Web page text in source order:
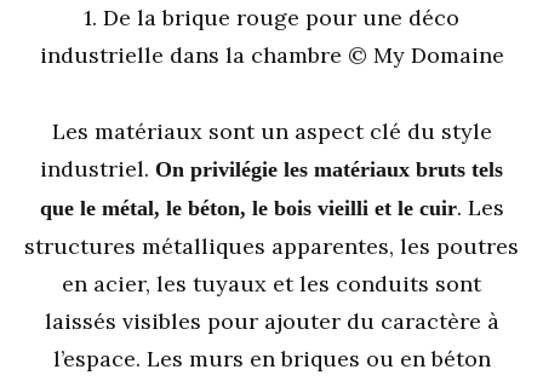
1. De la brique rouge pour une déco
industrielle dans la chambre © My Domaine
Les matériaux sont un aspect clé du style
industriel. On privilégie les matériaux bruts tels
que le métal, le béton, le bois vieilli et le cuir. Les
structures métalliques apparentes, les poutres
en acier, les tuyaux et les conduits sont
laissés visibles pour ajouter du caractère à
l’espace. Les murs en briques ou en béton